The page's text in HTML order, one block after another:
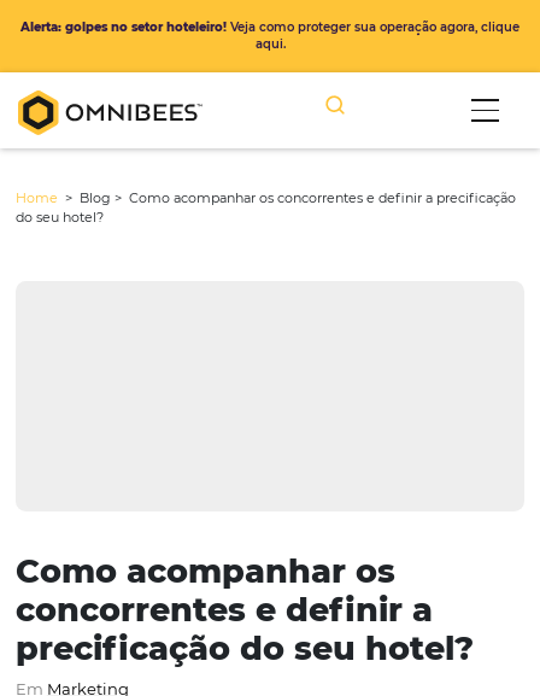
Como acompanhar os
Alerta: golpes no setor hoteleiro!Veja como proteger sua operação